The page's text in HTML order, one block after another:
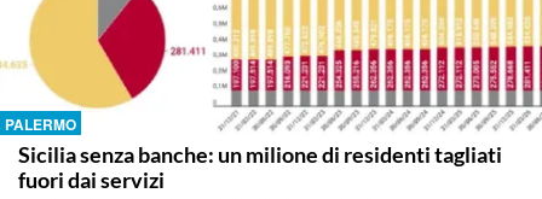
PALERMO
Sicilia senza banche: un milione di residenti tagliati
fuori dai servizi